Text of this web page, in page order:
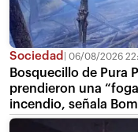
Sociedad 06/08/2026
Bosquecillo de Pura
prendieron una
incendio, señala